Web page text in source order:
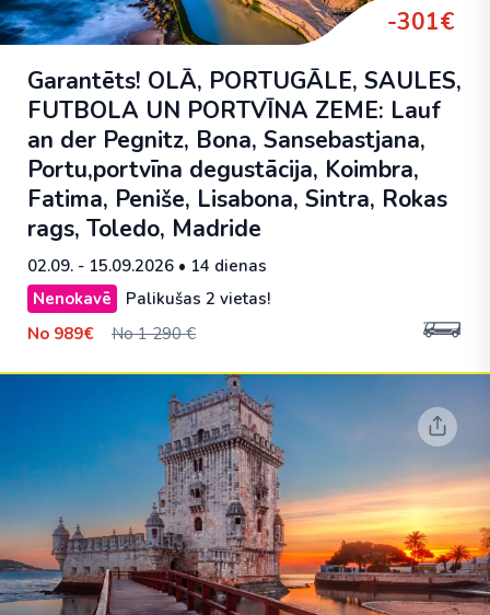
-301€
Garantēts! OLĀ, PORTUGĀLE, SAULES,
FUTBOLA UN PORTVĪNA ZEME: Lauf
an der Pegnitz, Bona, Sansebastjana,
Portu,portvīna degustācija, Koimbra,
Fatima, Peniše, Lisabona, Sintra, Rokas
rags, Toledo, Madride
02.09. - 15.09.2026 • 14 dienas
Nenokavē
Palikušas 2 vietas!
No 989€ No 1 290 €